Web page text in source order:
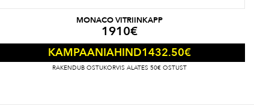
MONACO VITRIINKAPP
1910€
KAMPAANIAHIND1432.50€
RAKENDUB OSTUKORVIS ALATES 50€ OSTUST